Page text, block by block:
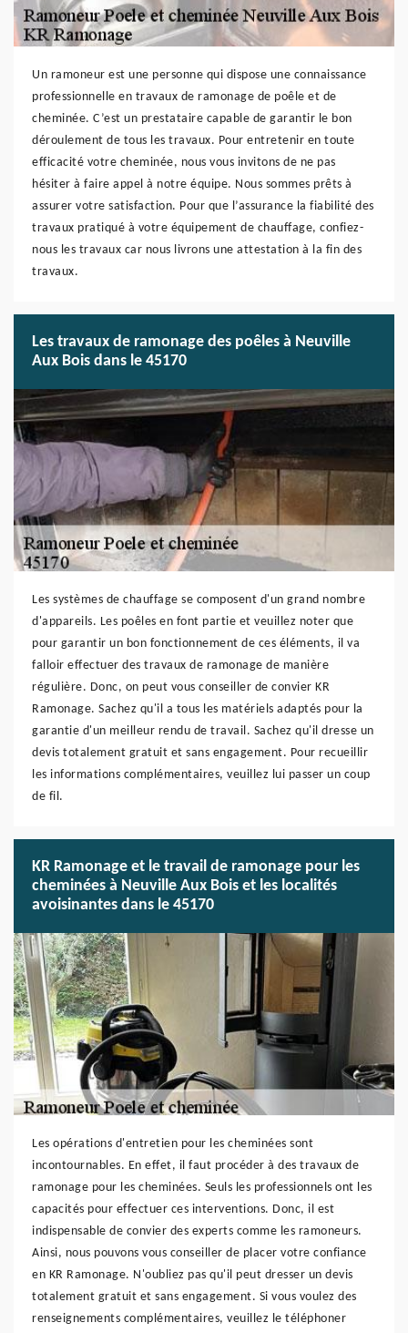
Un ramoneur est une personne qui dispose une connaissance
professionnelle en travaux de ramonage de poêle et de
cheminée. C’est un prestataire capable de garantir le bon
déroulement de tous les travaux. Pour entretenir en toute
efficacité votre cheminée, nous vous invitons de ne pas
hésiter à faire appel à notre équipe. Nous sommes prêts à
assurer votre satisfaction. Pour que l’assurance la fiabilité des
travaux pratiqué à votre équipement de chauffage, confiez-
nous les travaux car nous livrons une attestation à la fin des
travaux.
Les travaux de ramonage des poêles à Neuville
Aux Bois dans le 45170
Les systèmes de chauffage se composent d'un grand nombre
d'appareils. Les poêles en font partie et veuillez noter que
pour garantir un bon fonctionnement de ces éléments, il va
falloir effectuer des travaux de ramonage de manière
régulière. Donc, on peut vous conseiller de convier KR
Ramonage. Sachez qu'il a tous les matériels adaptés pour la
garantie d'un meilleur rendu de travail. Sachez qu'il dresse un
devis totalement gratuit et sans engagement. Pour recueillir
les informations complémentaires, veuillez lui passer un coup
de fil.
KR Ramonage et le travail de ramonage pour les
cheminées à Neuville Aux Bois et les localités
avoisinantes dans le 45170
Les opérations d'entretien pour les cheminées sont
incontournables. En effet, il faut procéder à des travaux de
ramonage pour les cheminées. Seuls les professionnels ont les
capacités pour effectuer ces interventions. Donc, il est
indispensable de convier des experts comme les ramoneurs.
Ainsi, nous pouvons vous conseiller de placer votre confiance
en KR Ramonage. N'oubliez pas qu'il peut dresser un devis
totalement gratuit et sans engagement. Si vous voulez des
renseignements complémentaires, veuillez le téléphoner